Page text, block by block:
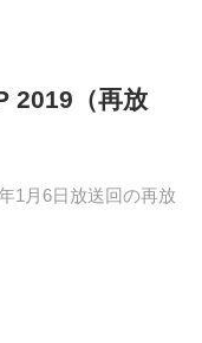
2019（再放
1月6日放送回の再放